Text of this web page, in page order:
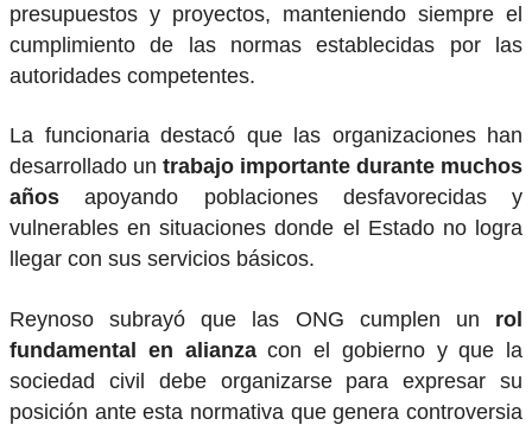
presupuestos y proyectos, manteniendo siempre el
cumplimiento de las normas establecidas por las
autoridades competentes.
La funcionaria destacó que las organizaciones han
desarrollado un trabajo importante durante muchos
años apoyando poblaciones desfavorecidas y
vulnerables en situaciones donde el Estado no logra
llegar con sus servicios básicos.
Reynoso subrayó que las ONG cumplen un rol
fundamental en alianzacon el gobierno y que la
sociedad civil debe organizarse para expresar su
posición ante esta normativa que genera controversia